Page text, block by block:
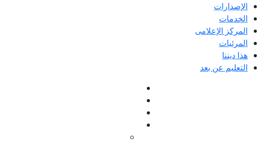
الإصدارات
الخدمات
المركز الإعلامى
المرئيات
هذا ديننا
التعليم عن بعد